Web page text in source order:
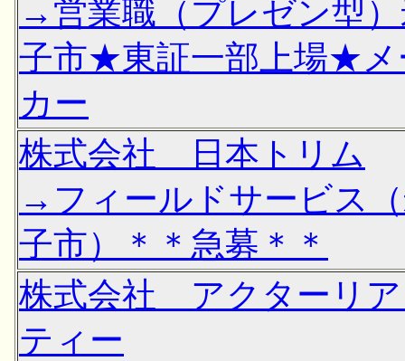
→営業職（プレゼン型
子市★東証一部上場★メ
カー
株式会社 日本トリム
→フィールドサービス
子市）＊＊急募＊＊
株式会社 アクターリ
ティー